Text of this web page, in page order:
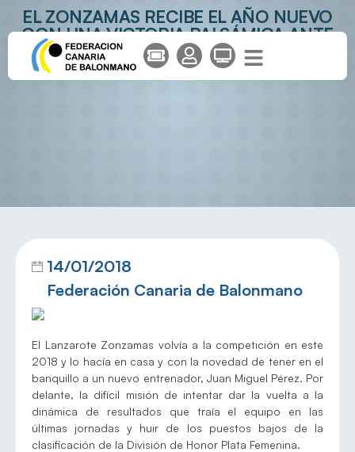
EL ZONZAMAS RECIBE EL AÑO NUEVO
CON UNA VICTORIA BALSÁMICA ANTE
LA CISTÉRNIGA
14/01/2018
Federación Canaria de Balonmano
El Lanzarote Zonzamas volvía a la competición en este
2018 y lo hacía en casa y con la novedad de tener en el
banquillo a un nuevo entrenador, Juan Miguel Pérez. Por
delante, la difícil misión de intentar dar la vuelta a la
dinámica de resultados que traía el equipo en las
últimas jornadas y huir de los puestos bajos de la
clasificación de la División de Honor Plata Femenina.